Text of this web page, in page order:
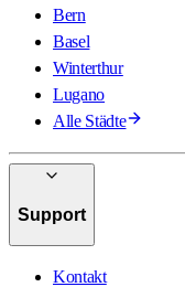
Bern
Basel
Winterthur
Lugano
Alle Städte
Support
Kontakt